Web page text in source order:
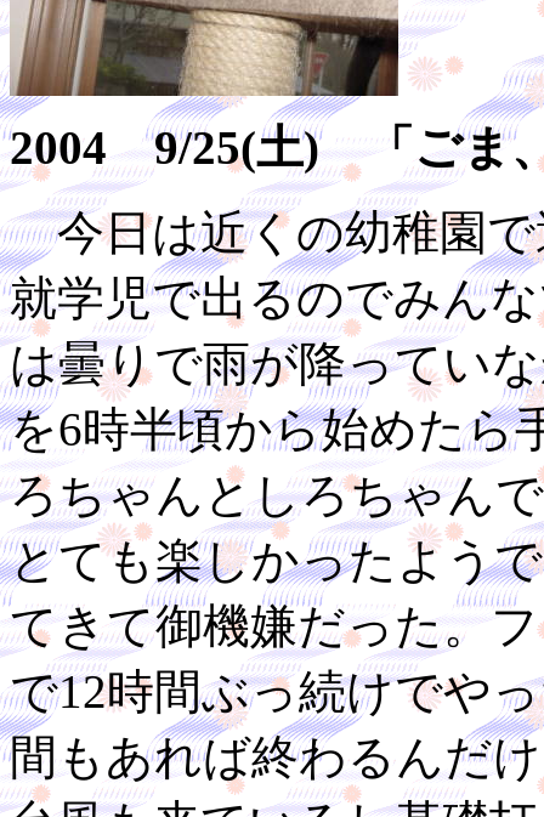
2004 9/25(土) 「ごま
今日は近くの幼稚園で
就学児で出るのでみん
は曇りで雨が降ってい
を6時半頃から始めたら
ろちゃんとしろちゃん
とても楽しかったよう
てきて御機嫌だった。
で12時間ぶっ続けでや
間もあれば終わるんだ